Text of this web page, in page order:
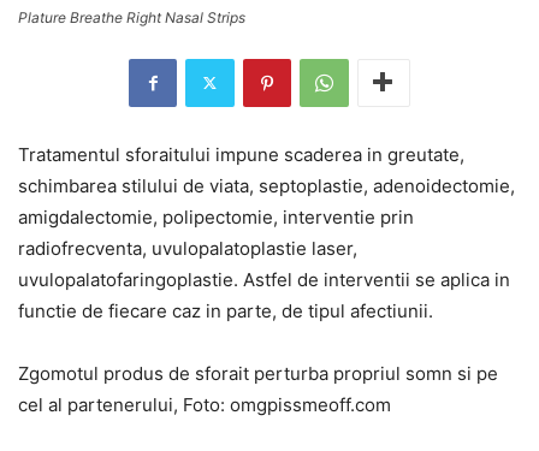
Plature Breathe Right Nasal Strips
Tratamentul sforaitului impune scaderea in greutate,
schimbarea stilului de viata, septoplastie, adenoidectomie,
amigdalectomie, polipectomie, interventie prin
radiofrecventa, uvulopalatoplastie laser,
uvulopalatofaringoplastie. Astfel de interventii se aplica in
functie de fiecare caz in parte, de tipul afectiunii.
Zgomotul produs de sforait perturba propriul somn si pe
cel al partenerului, Foto: omgpissmeoff.com